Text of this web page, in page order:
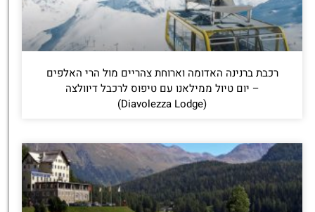
רכבת ברנינה האדומה וארוחת צהריים מול הרי האלפים
– יום טיול ממילאנו עם טיפוס לרכבל דיוולצה
(Diavolezza Lodge)